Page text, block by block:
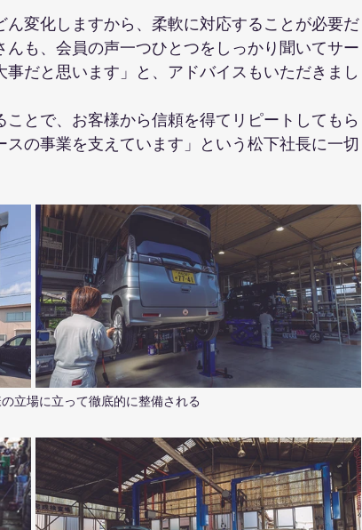
変化しますから、柔軟に対応することが必要だ
も、会員の声一つひとつをしっかり聞いてサー
だと思います」と、アドバイスもいただきまし
とで、お客様から信頼を得てリピートしてもら
の事業を支えています」という松下社長に一切
立場に立って徹底的に整備される